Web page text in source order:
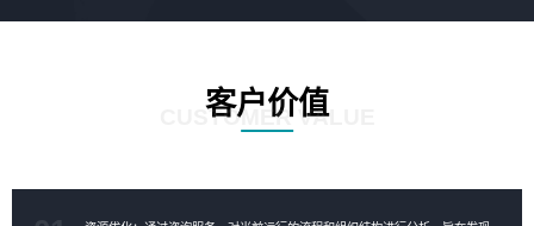
客户价值
CUSTOMER VALUE